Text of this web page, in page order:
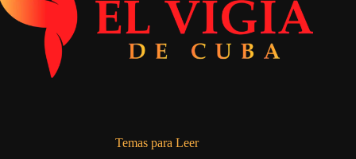
Temas para Leer